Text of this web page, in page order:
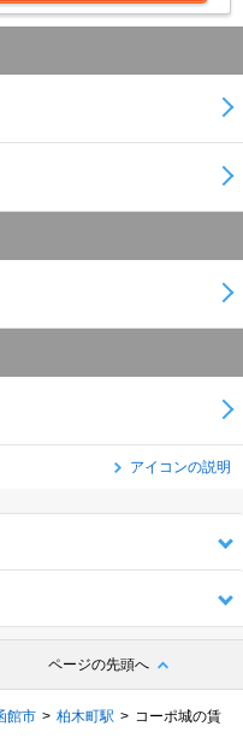
アイコンの説明
ページの先頭へ
館市 柏木町駅
コーポ城の賃